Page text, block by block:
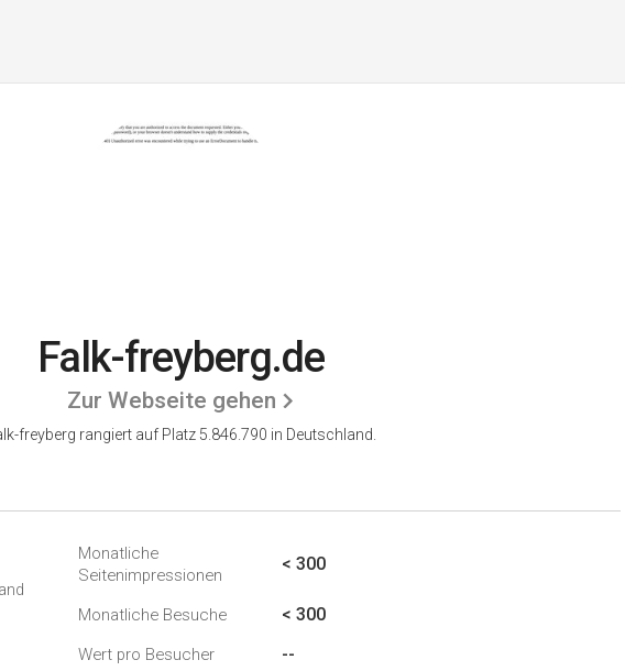
Falk-freyberg.de
Zur Webseite gehen
freyberg rangiert auf Platz 5.846.790 in Deutschland.
Monatliche
Seitenimpressionen
< 300
Monatliche Besuche < 300
Wert pro Besucher --